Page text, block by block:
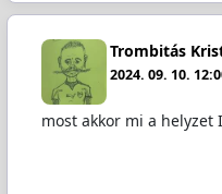
Trombitás
2024. 09. 10.
most akkor mi a helyzet